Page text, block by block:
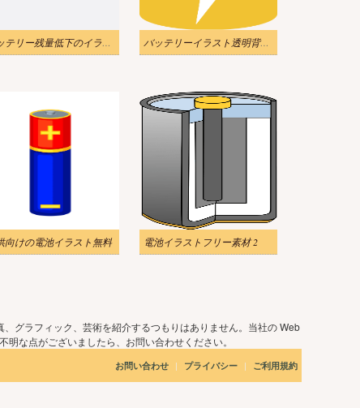
バッテリー残量低下のイラストのダウンロード バッテリーイラスト透明背景 6
向けの電池イラスト無料 電池イラストフリー素材 2
グラフィック、芸術を紹介するつもりはありません。当社の Web
な点がございましたら、お問い合わせください。
お問い合わせ | プライバシー | ご利用規約